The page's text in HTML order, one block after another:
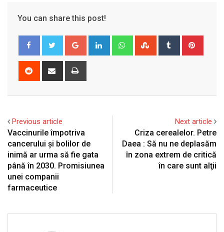
You can share this post!
Google+ LinkedIn WhatsappStumbleUpon
Tumblr
Reddit
Share
Previous article
Vaccinurile împotriva
cancerului și bolilor de
inimă ar urma să fie gata
până în 2030. Promisiunea
unei companii
farmaceutice
Next article
Criza cerealelor. Petre
Daea : Să nu ne deplasăm
în zona extrem de critică
în care sunt alţii